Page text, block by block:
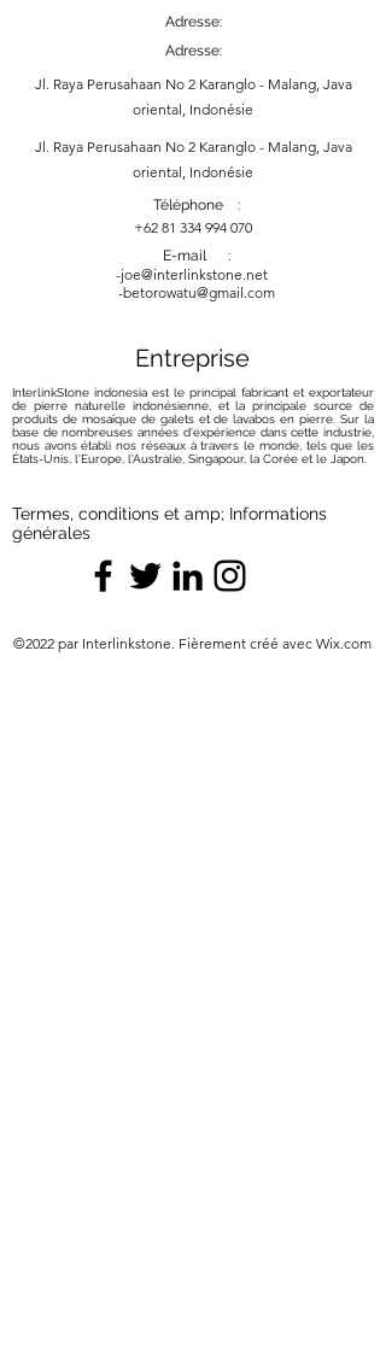
Adresse:
Adresse:
Jl. Raya Perusahaan No 2 Karanglo - Malang, Java
oriental, Indonésie
Jl. Raya Perusahaan No 2 Karanglo - Malang, Java
oriental, Indonésie
Téléphone :
+62 81 334 994 070
E-mail :
-joe@interlinkstone.net
-betorowatu@gmail.com
Entreprise
InterlinkStone indonesia est le principal fabricant et exportateur
de pierre naturelle indonésienne, et la principale source de
produits de mosaïque de galets et de lavabos en pierre. Sur la
base de nombreuses années d'expérience dans cette industrie,
nous avons établi nos réseaux à travers le monde, tels que les
États-Unis, l'Europe, l'Australie, Singapour, la Corée et le Japon.
Termes, conditions et amp; Informations
générales
©2022 par Interlinkstone. Fièrement créé avec Wix.com